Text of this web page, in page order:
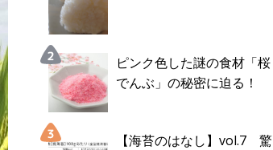
ピンク色した謎の食材「桜
でんぶ」の秘密に迫る！
【海苔のはなし】vol.7 驚